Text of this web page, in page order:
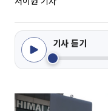
기사 듣기